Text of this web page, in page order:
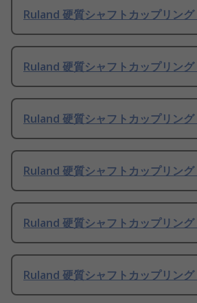
Ruland 硬質シャフトカップリン
Ruland 硬質シャフトカップリン
Ruland 硬質シャフトカップリン
Ruland 硬質シャフトカップリン
Ruland 硬質シャフトカップリン
Ruland 硬質シャフトカップリン